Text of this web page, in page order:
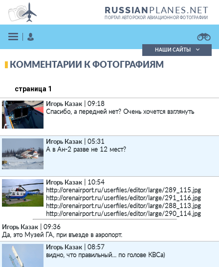
RUSSIANPLANES.NET
ПОРТАЛ АВТОРСКОЙ АВИАЦИОННОЙ ФОТОГРАФИИ
ВОЙТИ
ЗАРЕГИСТРИРОВАТЬСЯ
Поиск фотографий
НАШИ САЙТЫ
КОММЕНТАРИИ К ФОТОГРАФИЯМ
страница 1
Игорь Казак | 09:18
Спасибо, а передней нет? Очень хочется взглянуть
Игорь Казак | 05:31
А в Ан-2 разве не 12 мест?
Игорь Казак | 10:54
http://orenairport.ru/userfiles/editor/large/289_115.jpg
http://orenairport.ru/userfiles/editor/large/291_116.jpg
http://orenairport.ru/userfiles/editor/large/288_113.jpg
http://orenairport.ru/userfiles/editor/large/290_114.jpg
Игорь Казак | 09:36
Да, это Музей ГА, при въезде в аэропорт.
Игорь Казак | 08:57
видно, что правильный... по голове КВСа)